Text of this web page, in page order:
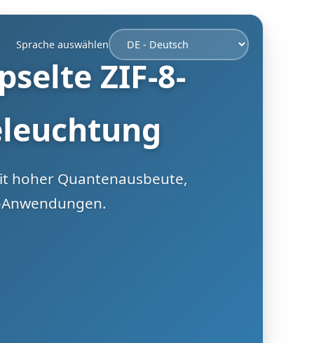
Sprache auswählen
ZIF-8-
hoher Quantenausbeute,